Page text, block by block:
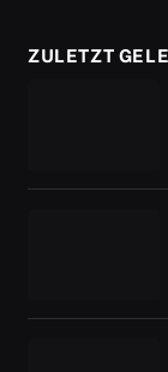
ZULETZT